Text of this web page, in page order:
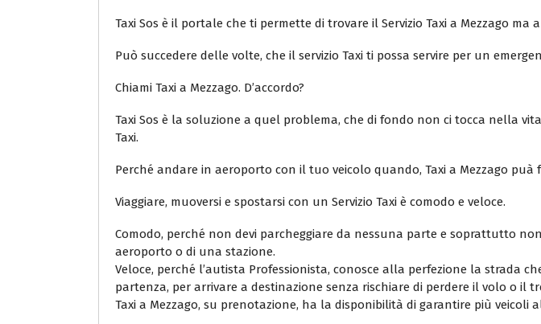
Taxi Sos è il portale che ti permette di trovare il Servizio Taxi a Mezzago
Può succedere delle volte, che il servizio Taxi ti possa servire per un
Chiami Taxi a Mezzago. D’accordo?
Taxi Sos è la soluzione a quel problema, che di fondo non ci tocca nella
Taxi.
Perché andare in aeroporto con il tuo veicolo quando, Taxi a Mezzago
Viaggiare, muoversi e spostarsi con un Servizio Taxi è comodo e veloce.
Comodo, perché non devi parcheggiare da nessuna parte e soprattutto
aeroporto o di una stazione.
Veloce, perché l’autista Professionista, conosce alla perfezione la strada
partenza, per arrivare a destinazione senza rischiare di perdere il volo o il
Taxi a Mezzago, su prenotazione, ha la disponibilità di garantire più